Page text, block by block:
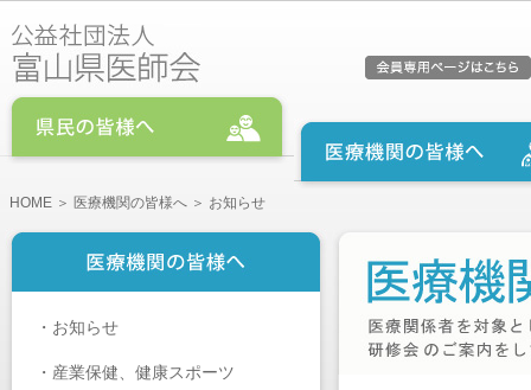
HOME ＞ 医療機関の皆様へ ＞ お知らせ
・ お知らせ
・ 産業保健、健康スポーツ